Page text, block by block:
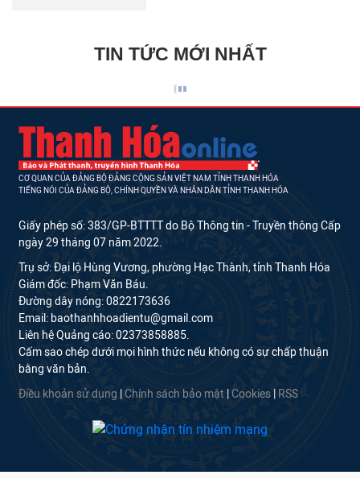
TIN TỨC MỚI NHẤT
CƠ QUAN CỦA ĐẢNG BỘ ĐẢNG CỘNG SẢN VIỆT NAM TỈNH THANH HÓA
TIẾNG NÓI CỦA ĐẢNG BỘ, CHÍNH QUYỀN VÀ NHÂN DÂN TỈNH THANH HÓA
Giấy phép số: 383/GP-BTTTT do Bộ Thông tin - Truyền thông Cấp
ngày 29 tháng 07 năm 2022.
Trụ sở: Đại lộ Hùng Vương, phường Hạc Thành, tỉnh Thanh Hóa
Giám đốc: Phạm Văn Báu.
Đường dây nóng: 0822173636
Email: baothanhhoadientu@gmail.com
Liên hệ Quảng cáo: 02373858885.
Cấm sao chép dưới mọi hình thức nếu không có sự chấp thuận
bằng văn bản.
Điều khoản sử dụng Chính sách bảo mật Cookies RSS